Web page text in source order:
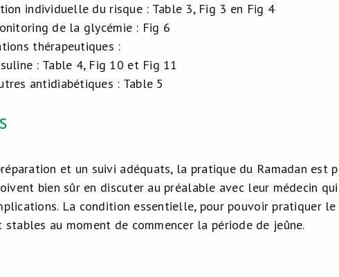
individuelle du risque : Table 3, Fig 3 en Fig 4
de la glycémie : Fig 6
thérapeutiques :
: Table 4, Fig 10 et Fig 11
antidiabétiques : Table 5
et un suivi adéquats, la pratique du Ramadan est
bien sûr en discuter au préalable avec leur médecin
La condition essentielle, pour pouvoir pratiquer
au moment de commencer la période de jeûne.